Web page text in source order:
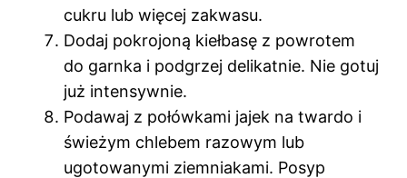
cukru lub więcej zakwasu.
Dodaj pokrojoną kiełbasę z powrotem
do garnka i podgrzej delikatnie. Nie gotuj
już intensywnie.
Podawaj z połówkami jajek na twardo i
świeżym chlebem razowym lub
ugotowanymi ziemniakami. Posyp